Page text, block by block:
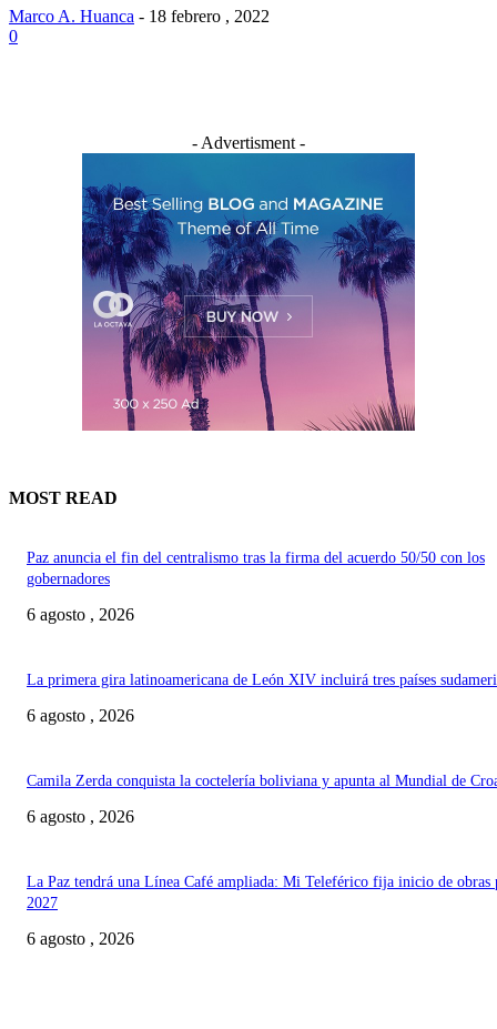
Marco A. Huanca - 18 febrero , 2022
0
- Advertisment -
MOST READ
Paz anuncia el fin del centralismo tras la firma del acuerdo 50/50 con los
gobernadores
6 agosto , 2026
La primera gira latinoamericana de León XIV incluirá tres países
6 agosto , 2026
Camila Zerda conquista la coctelería boliviana y apunta al Mundial de
6 agosto , 2026
La Paz tendrá una Línea Café ampliada: Mi Teleférico fija inicio de obras
2027
6 agosto , 2026